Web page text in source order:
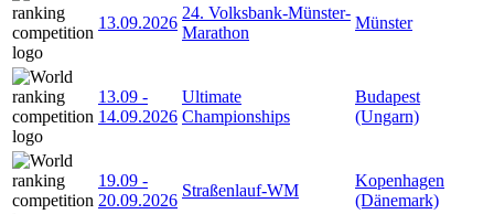
13.09.2026
24. Volksbank-Münster-
Marathon
Münster
13.09 -
14.09.2026
Ultimate
Championships
Budapest
(Ungarn)
19.09 -
20.09.2026
Straßenlauf-WM
Kopenhagen
(Dänemark)